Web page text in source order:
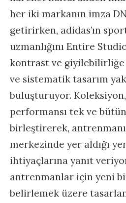
her iki markanın imza
getirirken, adidas’ın
uzmanlığını Entire
kontrast ve
ve sistematik tasarım
buluşturuyor.
performansı tek ve
birleştirerek,
merkezinde yer aldığı
ihtiyaçlarına yanıt
antrenmanlar için yeni
belirlemek üzere